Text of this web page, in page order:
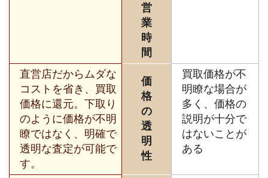
営
業
時
間
直営店だからムダな
コストを省き、買取
価格に還元。下取り
のように価格が不明
瞭ではなく、明確で
透明な査定が可能で
す。
価
格
の
透
明
性
買取価格が不
明瞭な場合が
多く、価格の
説明が十分で
はないことが
ある